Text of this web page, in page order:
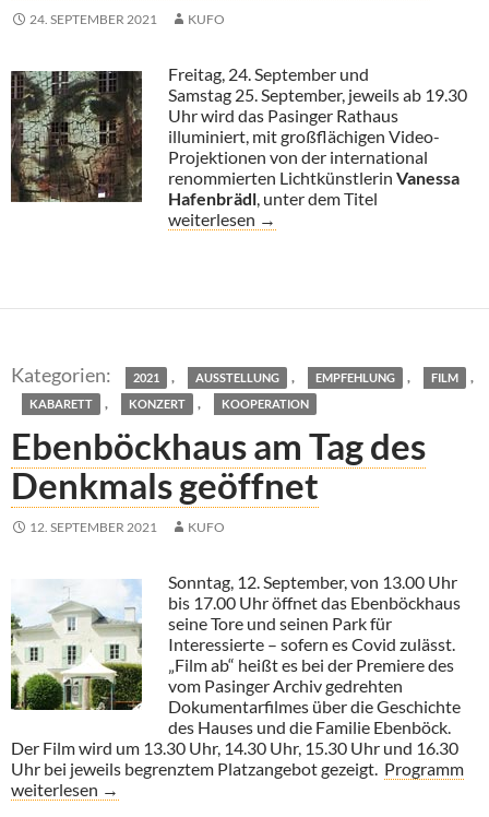
24. SEPTEMBER 2021 KUFO
Freitag, 24. September und
Samstag 25. September, jeweils ab 19.30
Uhr wird das Pasinger Rathaus
illuminiert, mit großflächigen Video-
Projektionen von der international
renommierten Lichtkünstlerin Vanessa
Hafenbrädl, unter dem Titel
Vanessa Hafenbrädl illuminiert Rathaus
weiterlesen →
2021 , AUSSTELLUNG , EMPFEHLUNG , FILM ,
KABARETT , KONZERT , KOOPERATION
Ebenböckhaus am Tag des
Denkmals geöffnet
12. SEPTEMBER 2021 KUFO
Sonntag, 12. September, von 13.00 Uhr
bis 17.00 Uhr öffnet das Ebenböckhaus
seine Tore und seinen Park für
Interessierte – sofern es Covid zulässt.
„Film ab“ heißt es bei der Premiere des
vom Pasinger Archiv gedrehten
Dokumentarfilmes über die Geschichte
des Hauses und die Familie Ebenböck.
Der Film wird um 13.30 Uhr, 14.30 Uhr, 15.30 Uhr und 16.30
Uhr bei jeweils begrenztem Platzangebot gezeigt. Programm
Ebenböckhaus am Tag des Denkmals geöffnet
weiterlesen →